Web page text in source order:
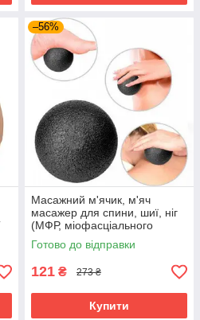
–56%
Масажний м'ячик, м'яч
масажер для спини, шиї, ніг
(МФР, міофасціального
релізу) OSPORT EPP 10см
(MS 3338-3) Чорний
Готово до відправки
121 ₴ 273 ₴
Купити